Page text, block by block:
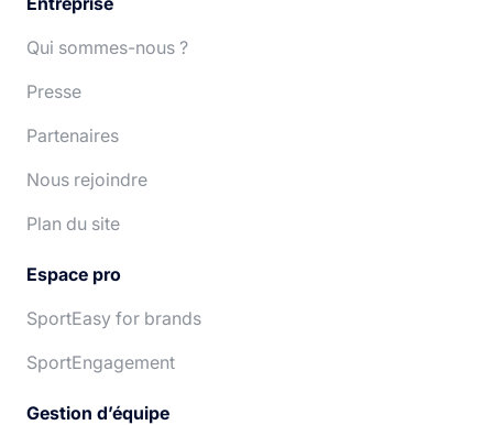
Qui sommes-nous ?
Presse
Partenaires
Nous rejoindre
Plan du site
Espace pro
SportEasy for brands
SportEngagement
Gestion d’équipe